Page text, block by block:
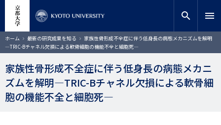
コ
テ
ン
ツ
に
移
動
サイト内検索
検索
search menu
ホーム 最新の研究成果を知る
家族性骨形成不全症に伴う低身長の病態メカニズムを解明
―TRIC-Bチャネル欠損による軟骨細胞の機能不全と細胞死―
家族性骨形成不全症に伴う低身長の病態メカニ
ズムを解明―TRIC-Bチャネル欠損による軟骨細
胞の機能不全と細胞死―